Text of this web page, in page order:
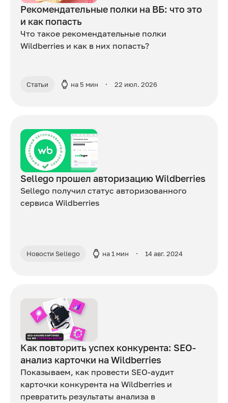
Рекомендательные полки на ВБ: что это
и как попасть
Что такое рекомендательные полки
Wildberries и как в них попасть?
Статьи на 5 мин 22 июл. 2026
Sellego прошел авторизацию Wildberries
Sellego получил статус авторизованного
сервиса Wildberries
Новости Sellego на 1 мин 14 авг. 2024
Как повторить успех конкурента: SEO-
анализ карточки на Wildberries
Показываем, как провести SEO-аудит
карточки конкурента на Wildberries и
превратить результаты анализа в